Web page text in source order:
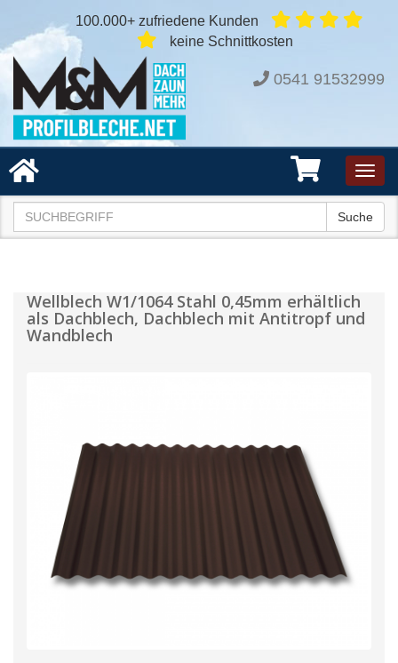
100.000+ zufriedene Kunden
keine Schnittkosten
0541 91532999
Suche
Wellblech W1/1064 Stahl 0,45mm erhältlich
als Dachblech, Dachblech mit Antitropf und
Wandblech